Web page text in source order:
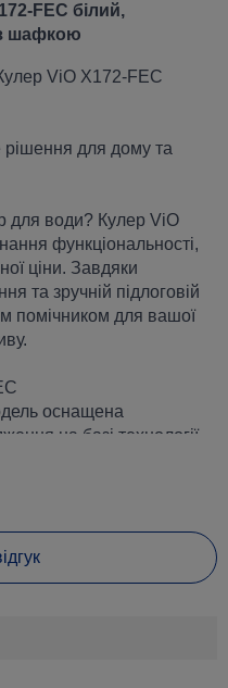
FEC білий,
шафкою
ViO X172-FEC
рішення для дому та
для води? Кулер ViO
функціональності,
ціни. Завдяки
та зручній підлоговій
помічником для вашої
оснащена
на базі технології
роботу, що
подачу
чаю та кави,